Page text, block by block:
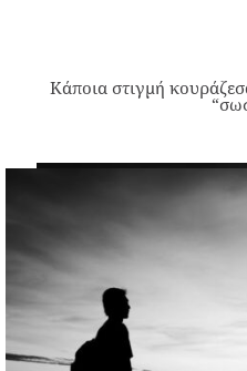
Κάποια στιγμή